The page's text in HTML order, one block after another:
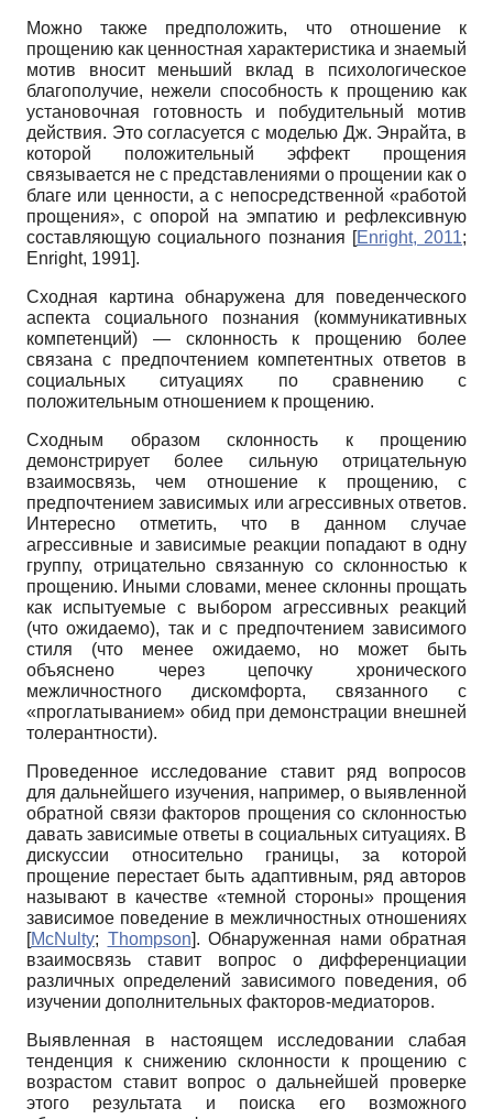
Можно также предположить, что отношение к
прощению как ценностная характеристика и знаемый
мотив вносит меньший вклад в психологическое
благополучие, нежели способность к прощению как
установочная готовность и побудительный мотив
действия. Это согласуется с моделью Дж. Энрайта, в
которой положительный эффект прощения
связывается не с представлениями о прощении как о
благе или ценности, а с непосредственной «работой
прощения», с опорой на эмпатию и рефлексивную
составляющую социального познания [Enright, 2011;
Enright, 1991].
Сходная картина обнаружена для поведенческого
аспекта социального познания (коммуникативных
компетенций) — склонность к прощению более
связана с предпочтением компетентных ответов в
социальных ситуациях по сравнению с
положительным отношением к прощению.
Сходным образом склонность к прощению
демонстрирует более сильную отрицательную
взаимосвязь, чем отношение к прощению, с
предпочтением зависимых или агрессивных ответов.
Интересно отметить, что в данном случае
агрессивные и зависимые реакции попадают в одну
группу, отрицательно связанную со склонностью к
прощению. Иными словами, менее склонны прощать
как испытуемые с выбором агрессивных реакций
(что ожидаемо), так и с предпочтением зависимого
стиля (что менее ожидаемо, но может быть
объяснено через цепочку хронического
межличностного дискомфорта, связанного с
«проглатыванием» обид при демонстрации внешней
толерантности).
Проведенное исследование ставит ряд вопросов
для дальнейшего изучения, например, о выявленной
обратной связи факторов прощения со склонностью
давать зависимые ответы в социальных ситуациях. В
дискуссии относительно границы, за которой
прощение перестает быть адаптивным, ряд авторов
называют в качестве «темной стороны» прощения
зависимое поведение в межличностных отношениях
[McNulty; Thompson]. Обнаруженная нами обратная
взаимосвязь ставит вопрос о дифференциации
различных определений зависимого поведения, об
изучении дополнительных факторов-медиаторов.
Выявленная в настоящем исследовании слабая
тенденция к снижению склонности к прощению с
возрастом ставит вопрос о дальнейшей проверке
этого результата и поиска его возможного